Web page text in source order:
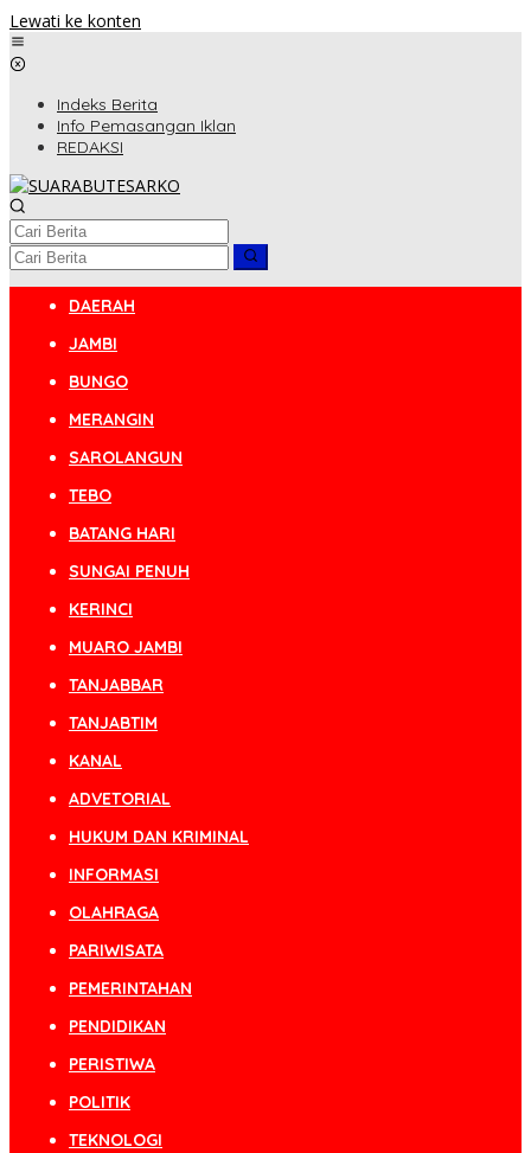
Lewati ke konten
Indeks Berita
Info Pemasangan Iklan
REDAKSI
DAERAH
JAMBI
BUNGO
MERANGIN
SAROLANGUN
TEBO
BATANG HARI
SUNGAI PENUH
KERINCI
MUARO JAMBI
TANJABBAR
TANJABTIM
KANAL
ADVETORIAL
HUKUM DAN KRIMINAL
INFORMASI
OLAHRAGA
PARIWISATA
PEMERINTAHAN
PENDIDIKAN
PERISTIWA
POLITIK
TEKNOLOGI